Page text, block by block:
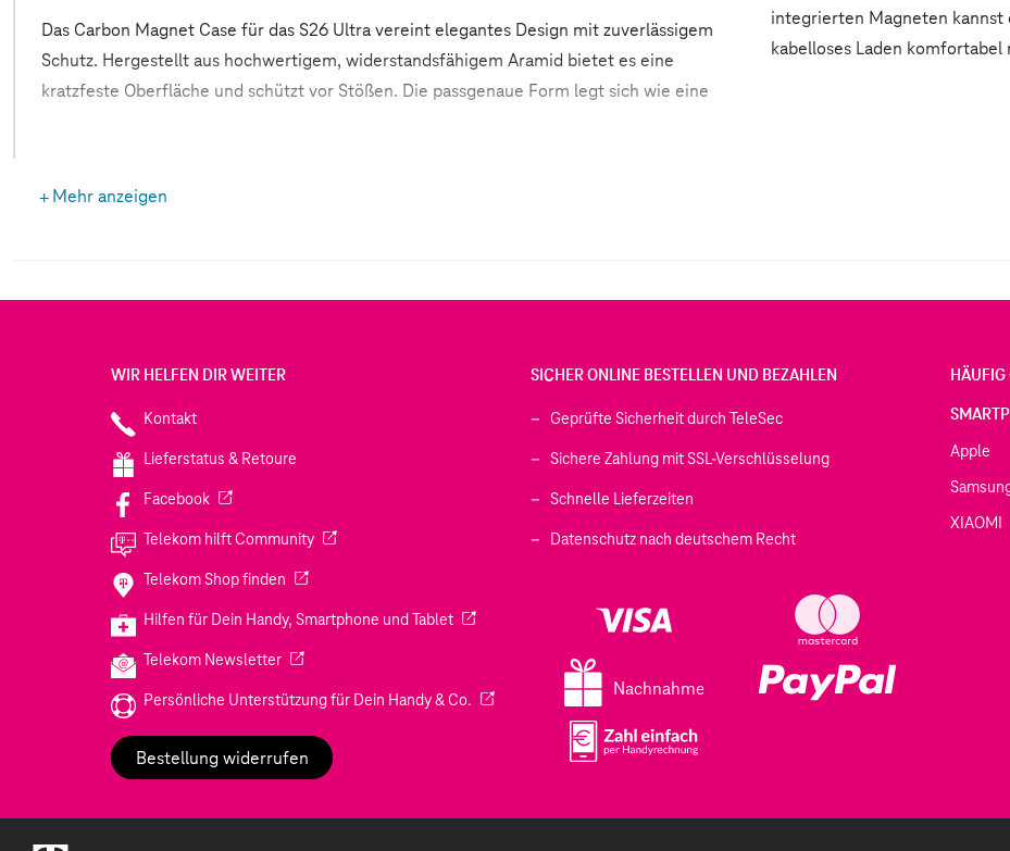
Das Carbon Magnet Case für das S26 Ultra vereint elegantes Design mit zuverlässigem
Schutz. Hergestellt aus hochwertigem, widerstandsfähigem Aramid bietet es eine
kratzfeste Oberfläche und schützt vor Stößen. Die passgenaue Form legt sich wie eine
integrierten Magneten kannst
kabelloses Laden komfortabel
Mehr anzeigen
WIR HELFEN DIR WEITER
Kontakt
Lieferstatus & Retoure
Facebook(Wird in einem neuen Tab geöffnet)
Telekom hilft Community(Wird in einem neuen Tab geöffnet)
Telekom Shop finden (Wird in einem neuen Tab geöffnet)
Hilfen für Dein Handy, Smartphone und Tablet(Wird in einem neuen Tab geöffnet)
Telekom Newsletter(Wird in einem neuen Tab geöffnet)
Persönliche Unterstützung für Dein Handy & Co. (Wird in einem neuen Tab geöffnet)
Bestellung widerrufen
SICHER ONLINE BESTELLEN UND BEZAHLEN
Geprüfte Sicherheit durch TeleSec
Sichere Zahlung mit SSL-Verschlüsselung
Schnelle Lieferzeiten
Datenschutz nach deutschem Recht
Nachnahme
HÄUFIG
Apple
XIAOMI